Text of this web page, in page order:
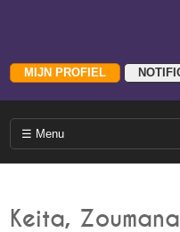
Keita, Zoumana